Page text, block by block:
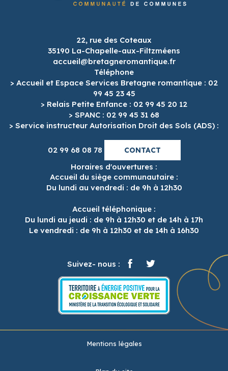
22, rue des Coteaux
35190 La-Chapelle-aux-Filtzméens
accueil@bretagneromantique.fr
Téléphone
> Accueil et Espace Services Bretagne romantique : 02
99 45 23 45
> Relais Petite Enfance : 02 99 45 20 12
> SPANC : 02 99 45 31 68
> Service instructeur Autorisation Droit des Sols (ADS) :
02 99 68 08 78 CONTACT
Horaires d'ouvertures :
Accueil du siège communautaire :
Du lundi au vendredi : de 9h à 12h30
Accueil téléphonique :
Du lundi au jeudi : de 9h à 12h30 et de 14h à 17h
Le vendredi : de 9h à 12h30 et de 14h à 16h30
Suivez- nous :
Mentions légales